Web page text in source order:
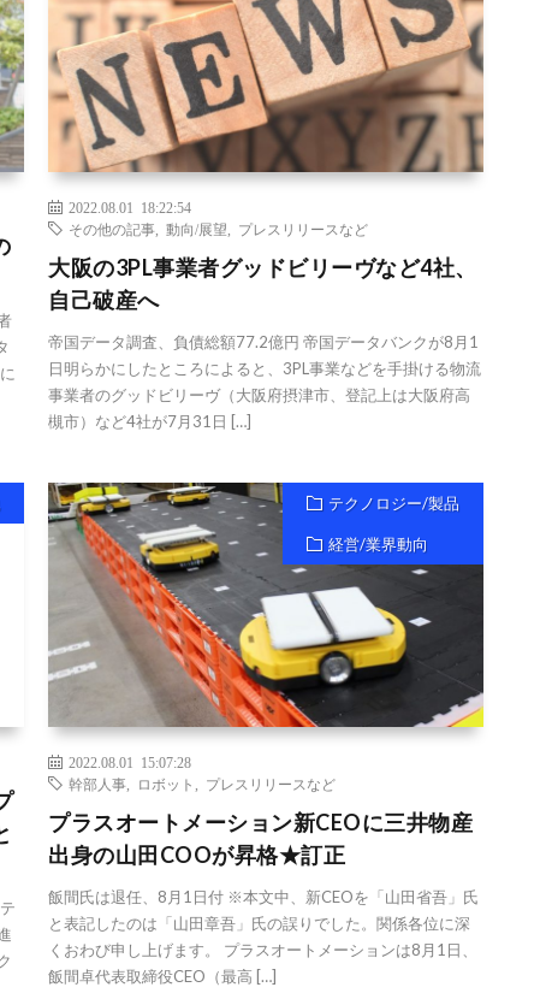
2022.08.01 18:22:54
その他の記事 ,動向/展望 プレスリリースなど
大阪の3PL事業者グッドビリーヴなど4社、
自己破産へ
帝国データ調査、負債総額77.2億円 帝国データバンクが8月1
日明らかにしたところによると、3PL事業などを手掛ける物流
事業者のグッドビリーヴ（大阪府摂津市、登記上は大阪府高
槻市）など4社が7月31日 […]
テクノロジー/製品
経営/業界動向
2022.08.01 15:07:28
幹部人事
ロボット プレスリリースなど
プラスオートメーション新CEOに三井物産
出身の山田COOが昇格★訂正
飯間氏は退任、8月1日付 ※本文中、新CEOを「山田省吾」氏
と表記したのは「山田章吾」氏の誤りでした。関係各位に深
くおわび申し上げます。 プラスオートメーションは8月1日、
飯間卓代表取締役CEO（最高 […]